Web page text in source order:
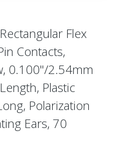
Flex
Contacts,
0.100"/2.54mm
Plastic
Polarization
Ears, 70